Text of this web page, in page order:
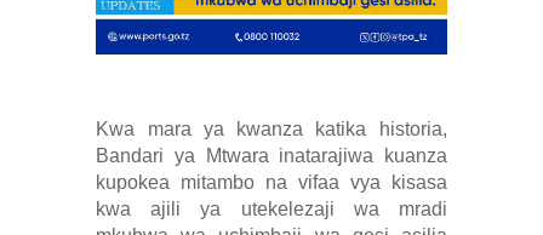
Kwa mara ya kwanza katika historia,
Bandari ya Mtwara inatarajiwa kuanza
kupokea mitambo na vifaa vya kisasa
kwa ajili ya utekelezaji wa mradi